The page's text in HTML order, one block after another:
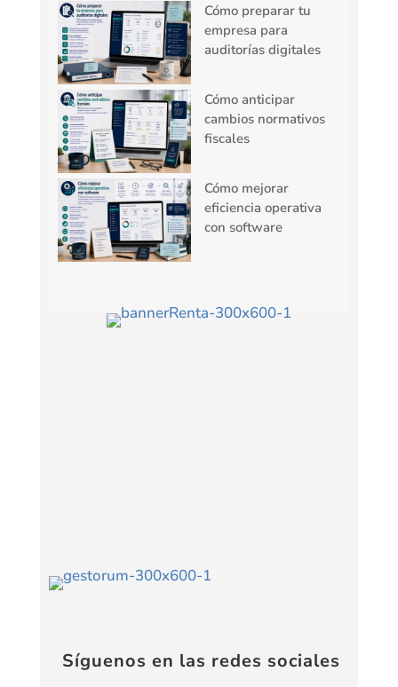
Cómo preparar tu
empresa para
auditorías digitales
Cómo anticipar
cambios normativos
fiscales
Cómo mejorar
eficiencia operativa
con software
Síguenos en las redes sociales